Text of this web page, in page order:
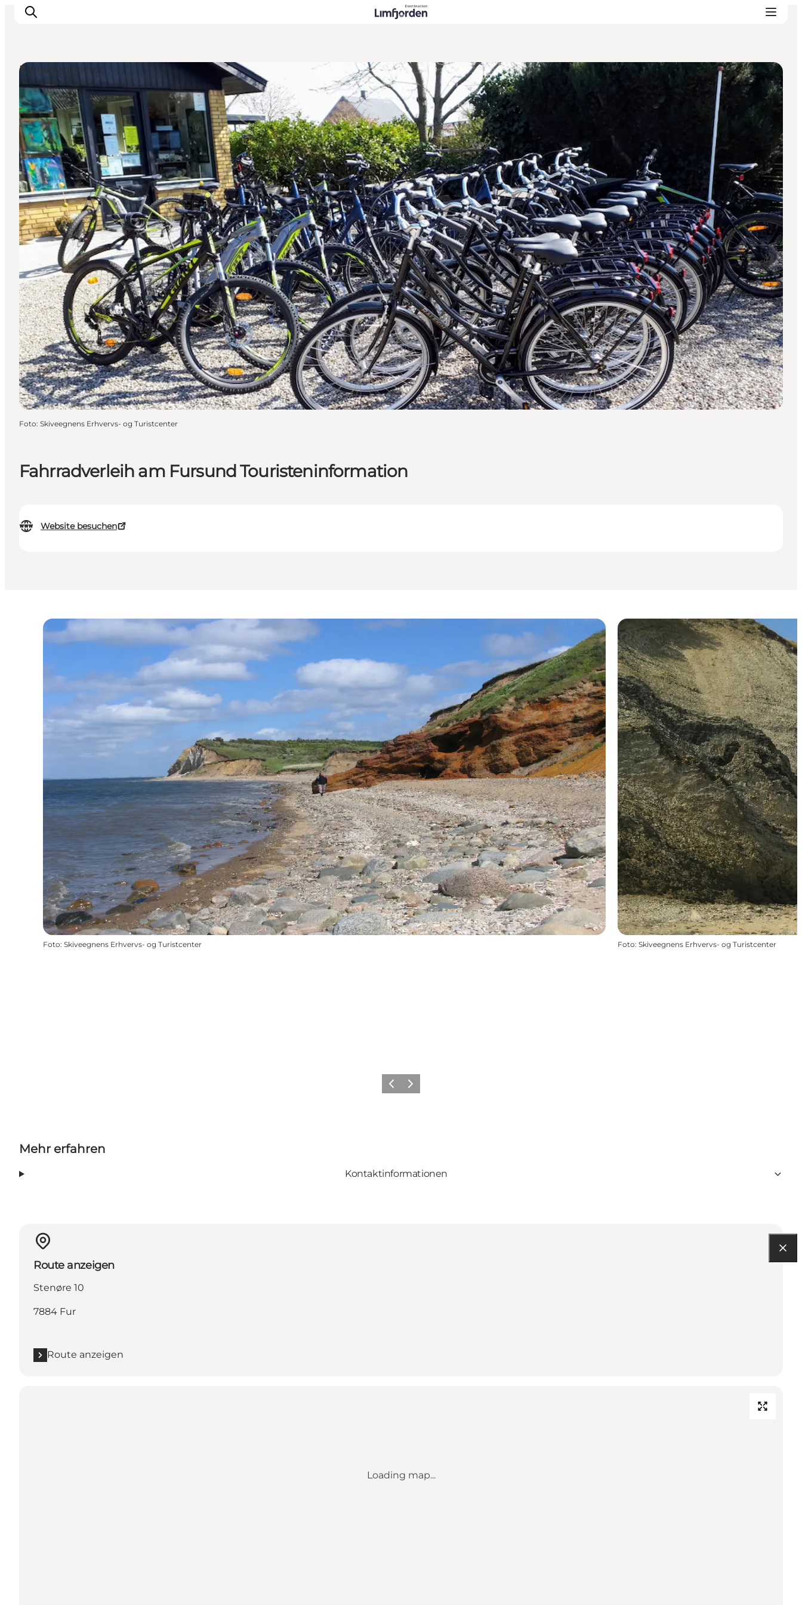
Fahrradverleih am Fursund Touristeninformation
Website besuchen
Fahrradvermieter
Foto: Skiveegnens Erhvervs- og Turistcenter
Foto: Skiveegnens Erhvervs- og Turistcenter Foto: Skiveegnens Erhvervs- og Turistcenter
Vorherige Folie
Nächste Folie
Mehr erfahren
Kontaktinformationen
Route anzeigen
Stenøre 10
7884 Fur
Route anzeigen
Loading map...